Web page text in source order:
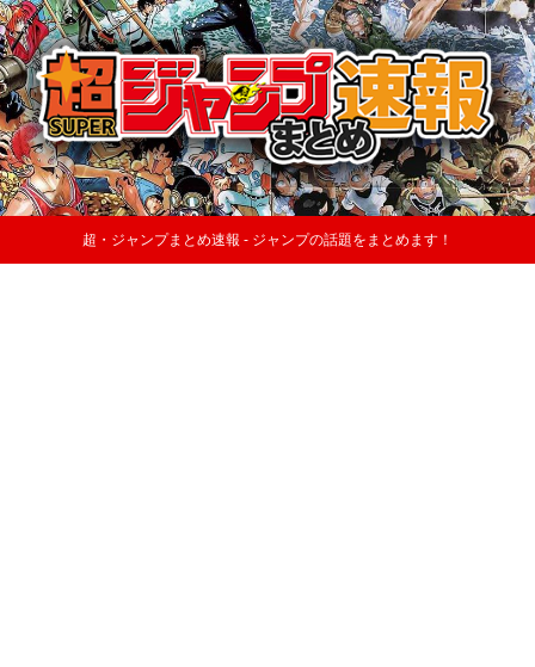
超・ジャンプまとめ速報 - ジャンプの話題をまとめます！